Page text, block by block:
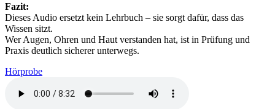
Fazit:
Dieses Audio ersetzt kein Lehrbuch – sie sorgt dafür, dass das
Wissen sitzt.
Wer Augen, Ohren und Haut verstanden hat, ist in Prüfung und
Praxis deutlich sicherer unterwegs.
Hörprobe